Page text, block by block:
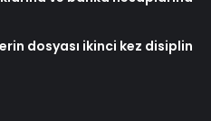
dosyası ikinci kez disiplin